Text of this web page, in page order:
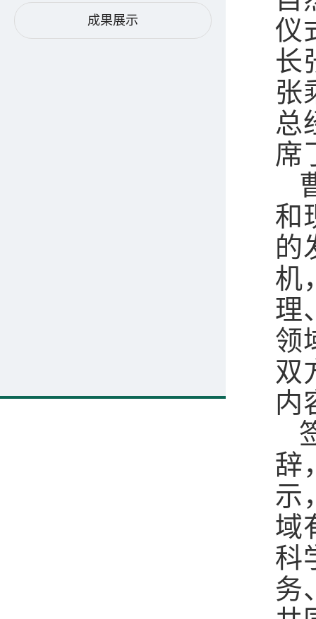
成果展示
仪
长
张
总
席
和
的
机
理
领
双
内
辞
示
域
科
务